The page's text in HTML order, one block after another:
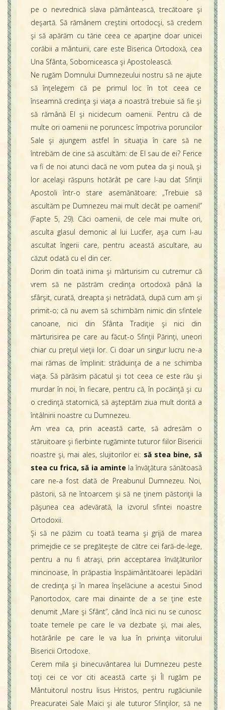
pe o nevrednică slava pământească, trecătoare şi
deşartă. Să rămânem creştini ortodocşi, să credem
şi să apărăm cu tărie ceea ce aparţine doar unicei
corăbii a mântuirii, care este Biserica Ortodoxă, cea
Una Sfânta, Soborniceasca şi Apostolească.
Ne rugăm Domnului Dumnezeului nostru să ne ajute
să înţelegem că pe primul loc în tot ceea ce
înseamnă credinţa şi viaţa a noastră trebuie să fie şi
să rămână El şi nicidecum oamenii. Pentru că de
multe ori oamenii ne poruncesc împotriva poruncilor
Sale şi ajungem astfel în situaţia în care să ne
întrebăm de cine să ascultăm: de El sau de ei? Ferice
va fi de noi atunci dacă ne vom putea da şi nouă, şi
lor acelaşi răspuns hotărât pe care l-au dat Sfinţii
Apostoli într-o stare asemănătoare: „Trebuie să
ascultăm pe Dumnezeu mai mult decât pe oameni!”
(Fapte 5, 29). Căci oamenii, de cele mai multe ori,
asculta glasul demonic al lui Lucifer, aşa cum l-au
ascultat îngerii care, pentru această ascultare, au
căzut odată cu el din cer.
Dorim din toată inima şi mărturisim cu cutremur că
vrem să ne păstrăm credinţa ortodoxă până la
sfârşit, curată, dreapta şi netrădată, după cum am şi
primit-o; că nu avem să schimbăm nimic din sfintele
canoane, nici din Sfânta Tradiţie şi nici din
mărturisirea pe care au făcut-o Sfinţii Părinţi, uneori
chiar cu preţul vieţii lor. Ci doar un singur lucru ne-a
mai rămas de împlinit: străduinţa de a ne schimba
viaţa. Să părăsim păcatul şi tot ceea ce este rău şi
murdar în noi, în fiecare, pentru că, în pocăinţă şi cu
o credinţă statornică, să aşteptăm ziua mult dorită a
întâlnirii noastre cu Dumnezeu.
Am vrea ca, prin această carte, să adresăm o
stăruitoare şi fierbinte rugăminte tuturor fiilor Bisericii
noastre şi, mai ales, slujitorilor ei: să stea bine, să
stea cu frica, să ia aminte la învăţătura sănătoasă
care ne-a fost dată de Preabunul Dumnezeu. Noi,
păstorii, să ne întoarcem şi să ne ţinem păstoriţii la
păşunea cea adevărată, la izvorul sfintei noastre
Ortodoxii.
Şi să ne păzim cu toată teama şi grijă de marea
primejdie ce se pregăteşte de către cei fară-de-lege,
pentru a nu fi atraşi, prin acceptarea învăţăturilor
mincinoase, în prăpastia înspăimântătoarei lepădări
de credinţa şi în marea înşelăciune a acestui Sinod
Panortodox, care mai dinainte de a se ţine este
denumit „Mare şi Sfânt”, când încă nici nu se cunosc
toate temele pe care le va dezbate şi, mai ales,
hotărârile pe care le va lua în privinţa viitorului
Bisericii Ortodoxe.
Cerem mila şi binecuvântarea lui Dumnezeu peste
toţi cei ce vor citi această carte şi Îl rugăm pe
Mântuitorul nostru Iisus Hristos, pentru rugăciunile
Preacuratei Sale Maici şi ale tuturor Sfinţilor, să ne